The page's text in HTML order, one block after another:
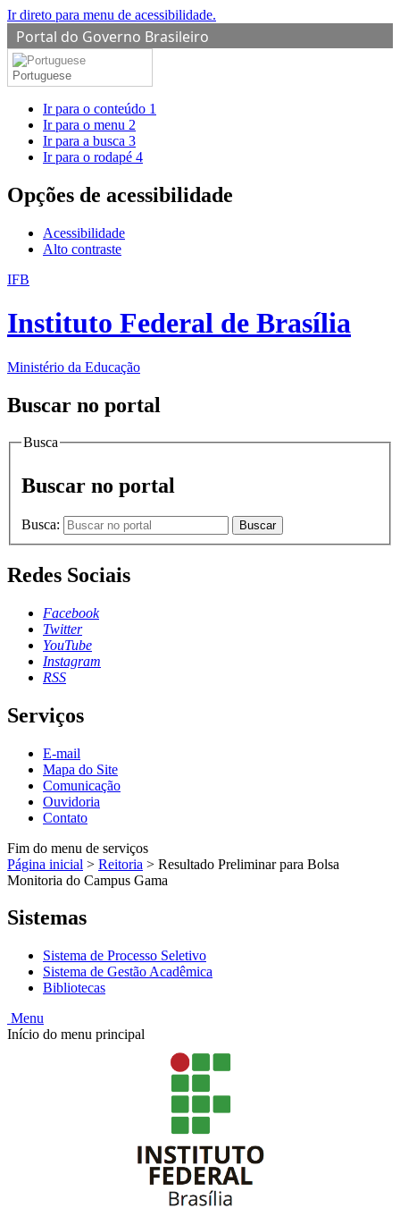
Ir direto para menu de acessibilidade.
Portal do Governo Brasileiro
Portuguese
Ir para o conteúdo 1
Ir para o menu 2
Ir para a busca 3
Ir para o rodapé 4
Opções de acessibilidade
Acessibilidade
Alto contraste
IFB
Instituto Federal de Brasília
Ministério da Educação
Buscar no portal
Busca
Buscar no portal
Busca: Buscar
Redes Sociais
Facebook
Twitter
YouTube
Instagram
RSS
Serviços
E-mail
Mapa do Site
Comunicação
Ouvidoria
Contato
Fim do menu de serviços
Página inicial > Reitoria > Resultado Preliminar para Bolsa
Monitoria do Campus Gama
Sistemas
Sistema de Processo Seletivo
Sistema de Gestão Acadêmica
Bibliotecas
Menu
Início do menu principal